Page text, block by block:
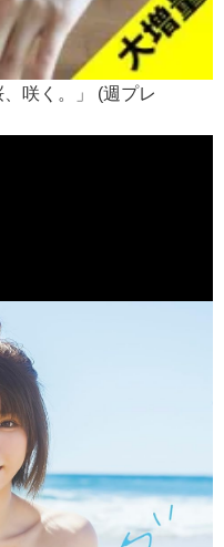
咲く。」 (週プレ